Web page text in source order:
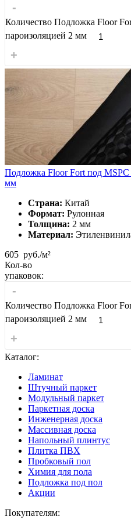
-
Количество Подложка Floor
пароизоляцией 2 мм
+
Подложка Floor Fort под MSPC
мм
Страна: Китай
Формат: Рулонная
Толщина: 2 мм
Материал:
605 руб./м²
Кол-во
упаковок:
-
Количество Подложка Floor
пароизоляцией 2 мм
+
Каталог:
Ламинат
Штучный паркет
Модульный паркет
Паркетная доска
Инженерная доска
Массивная доска
Напольный плинтус
Плитка ПВХ
Пробковый пол
Химия для пола
Подложка под пол
Акции
Покупателям: